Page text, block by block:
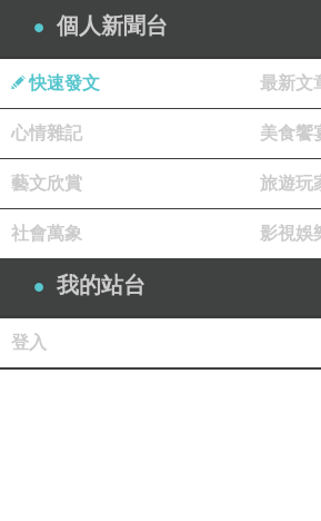
個人新聞台
快速發文 最新文
心情雜記 美食饗
藝文欣賞 旅遊玩
社會萬象 影視娛
我的站台
登入